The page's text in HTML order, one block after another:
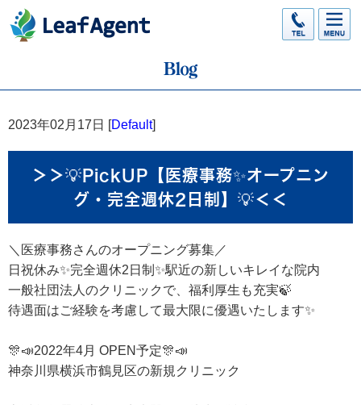
2023年02月17日 [Default]
＞＞💡PickUP【医療事務✨オープニン
グ・完全週休2日制】💡＜＜
＼医療事務さんのオープニング募集／
日祝休み✨完全週休2日制✨駅近の新しいキレイな院内
一般社団法人のクリニックで、福利厚生も充実🍃
待遇面はご経験を考慮して最大限に優遇いたします✨
🎊📣2022年4月 OPEN予定🎊📣
神奈川県横浜市鶴見区の新規クリニック